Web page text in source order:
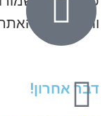
ותמונות)
דבר אחרון!